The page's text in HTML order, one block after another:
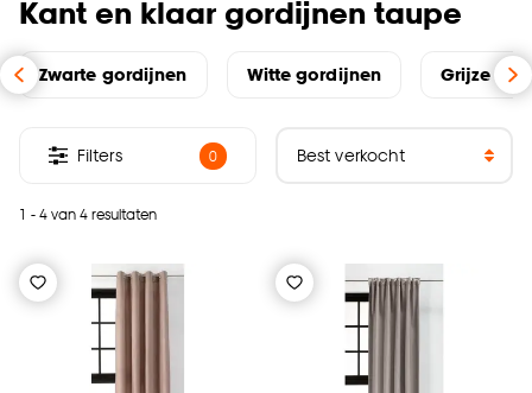
Kant en klaar gordijnen taupe
Zwarte gordijnen Witte gordijnen Grijze
1 - 4 van 4 resultaten
Filters 0